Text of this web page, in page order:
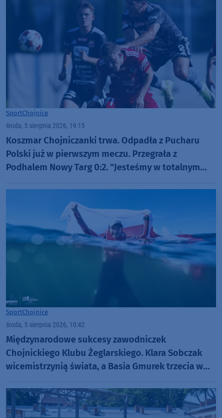
SportChojnice
środa, 5 sierpnia 2026, 19:15
Koszmar Chojniczanki trwa. Odpadła z Pucharu
Polski już w pierwszym meczu. Przegrała z
Podhalem Nowy Targ 0:2. "Jesteśmy w totalnym
SportChojnice
środa, 5 sierpnia 2026, 10:42
Międzynarodowe sukcesy zawodniczek
Chojnickiego Klubu Żeglarskiego. Klara Sobczak
wicemistrzynią świata, a Basia Gmurek trzecia w